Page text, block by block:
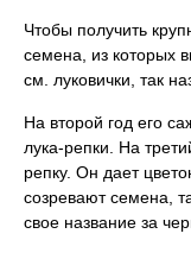
Чтобы получить
семена, из которых
см. луковички, так
На второй год его
лука-репки. На
репку. Он дает
созревают семена,
свое название за